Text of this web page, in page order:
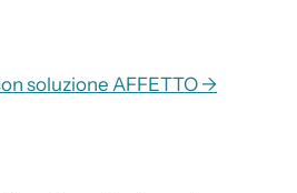
soluzione AFFETTO →